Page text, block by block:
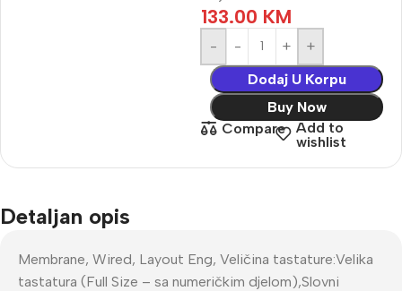
133.00 KM
-
+
Dodaj U Korpu
Buy Now
Compare
Add to
wishlist
Detaljan opis
Membrane, Wired, Layout Eng, Veličina tastature:Velika
tastatura (Full Size – sa numeričkim djelom),Slovni